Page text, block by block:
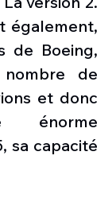
également,
de Boeing,
de
et donc
énorme
sa capacité